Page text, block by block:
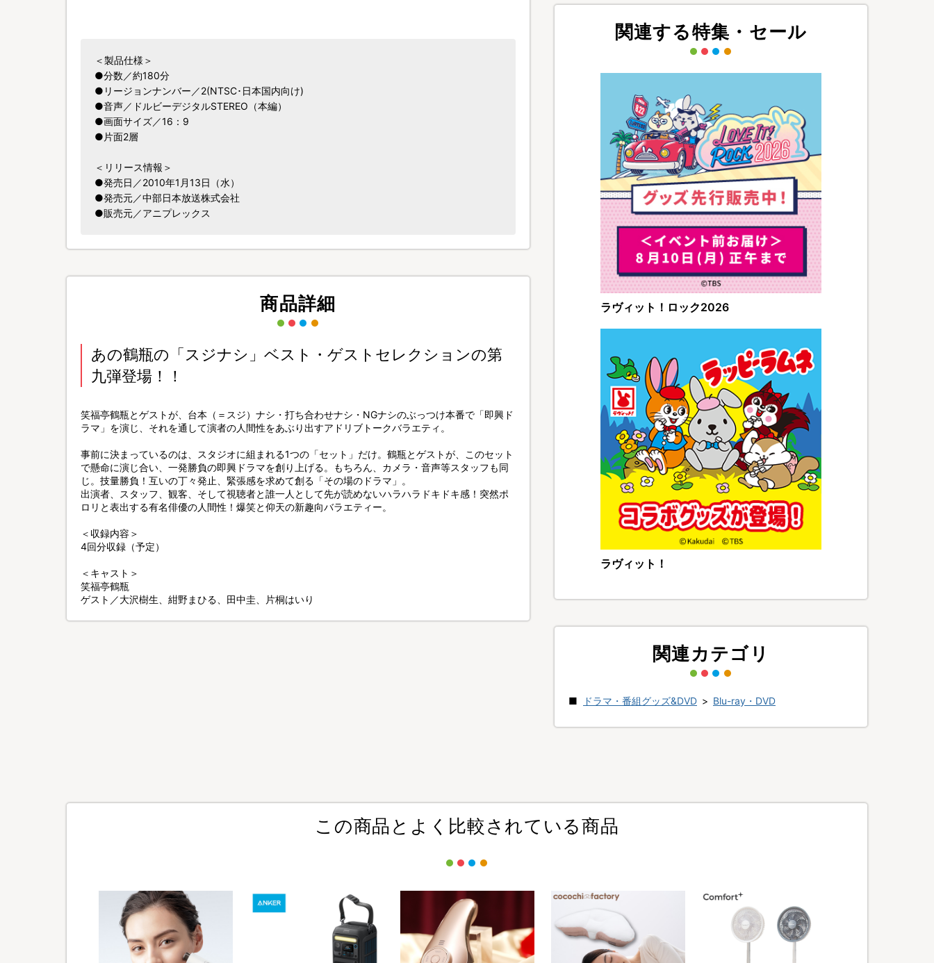
＜製品仕様＞
●分数／約180分
●リージョンナンバー／2(NTSC･日本国内向け)
●音声／ドルビーデジタルSTEREO（本編）
●画面サイズ／16：9
●片面2層
＜リリース情報＞
●発売日／2010年1月13日（水）
●発売元／中部日本放送株式会社
●販売元／アニプレックス
商品詳細
あの鶴瓶の「スジナシ」ベスト・ゲストセレクションの第
九弾登場！！
笑福亭鶴瓶とゲストが、台本（＝スジ）ナシ・打ち合わせナシ・NGナシのぶっつけ本番で「即興ド
ラマ」を演じ、それを通して演者の人間性をあぶり出すアドリブトークバラエティ。
事前に決まっているのは、スタジオに組まれる1つの「セット」だけ。鶴瓶とゲストが、このセット
で懸命に演じ合い、一発勝負の即興ドラマを創り上げる。もちろん、カメラ・音声等スタッフも同
じ。技量勝負！互いの丁々発止、緊張感を求めて創る「その場のドラマ」。
出演者、スタッフ、観客、そして視聴者と誰一人として先が読めないハラハラドキドキ感！突然ポ
ロリと表出する有名俳優の人間性！爆笑と仰天の新趣向バラエティー。
＜収録内容＞
4回分収録（予定）
＜キャスト＞
笑福亭鶴瓶
ゲスト／大沢樹生、紺野まひる、田中圭、片桐はいり
関連する特集・セール
ラヴィット！ロック2026
ラヴィット！
関連カテゴリ
ドラマ・番組グッズ&DVD > Blu-ray・DVD
この商品とよく比較されている商品